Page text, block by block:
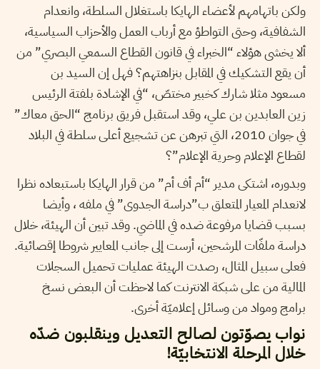
ولكن باتهامهم لأعضاء الهايكا باستغلال السلطة، وانعدام
الشفافية، وحتى التواطؤ مع أرباب العمل والأحزاب السياسية،
ألا يخشى هؤلاء “الخبراء في قانون القطاع السمعي البصري” من
أن يقع التشكيك في المقابل بنزاهتهم؟ فهل إن السيد بن
مسعود مثلا شارك كخبير مختصّ، “في الإشادة بلفتة الرئيس
زين العابدين بن علي، وقد استقبل فريق برنامج “الحق معاك”
في جوان 2010، التي تبرهن عن تشجيع أعلى سلطة في البلاد
لقطاع الإعلام وحرية الإعلام”؟
وبدوره، اشتكى مدير “أم أف أم” من قرار الهايكا باستبعاده نظرا
لانعدام المعيار المتعلق ب”دراسة الجدوى” في ملفه ، وأيضا
بسبب قضايا مرفوعة ضده في الماضي. وقد تبين أن الهيئة، خلال
دراسة ملفّات المرشحين، أرست إلى جانب المعايير شروطا إقصائية.
فعلى سبيل المثال، رصدت الهيئة عمليات تحميل السجلات
المالية من على شبكة الانترنت كما لاحظت أن البعض نسخ
برامج ومواد من وسائل إعلاميّة أخرى.
نواب يصوّتون لصالح التعديل وينقلبون ضدّه
خلال المرحلة الانتخابيّة!